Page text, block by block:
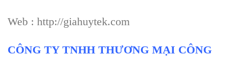
Web : http://giahuytek.com
CÔNG TY TNHH THƯƠNG MẠI CÔNG